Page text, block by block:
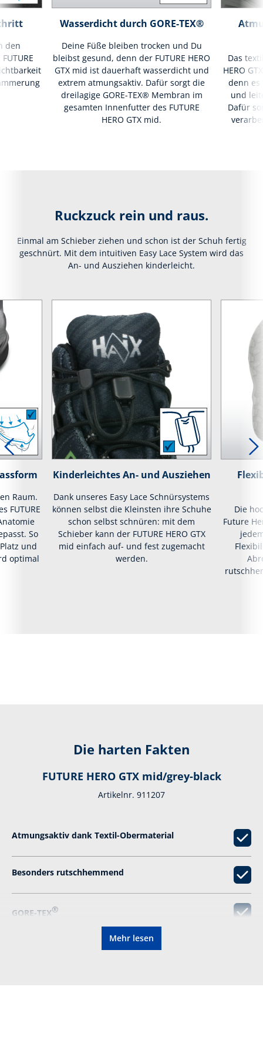
den
Wasserdicht durch GORE-TEX®
Deine Füße bleiben trocken und Du
bleibst gesund, denn der FUTURE HERO
GTX mid ist dauerhaft wasserdicht und
extrem atmungsaktiv. Dafür sorgt die
dreilagige GORE-TEX® Membran im
gesamten Innenfutter des FUTURE
HERO GTX mid.
Das
HERO
denn es
und
Dafür
Ruckzuck rein und raus.
Einmal am Schieber ziehen und schon ist der Schuh fertig
geschnürt. Mit dem intuitiven Easy Lace System wird das
An- und Ausziehen kinderleicht.
Raum.
FUTURE
So
und
optimal
Kinderleichtes An- und Ausziehen
Dank unseres Easy Lace Schnürsystems
können selbst die Kleinsten ihre Schuhe
schon selbst schnüren: mit dem
Schieber kann der FUTURE HERO GTX
mid einfach auf- und fest zugemacht
werden.
Die
Future
Die harten Fakten
FUTURE HERO GTX mid/grey-black
Artikelnr. 911207
Atmungsaktiv dank Textil-Obermaterial
Besonders rutschhemmend
GORE-TEX®
Mehr lesen